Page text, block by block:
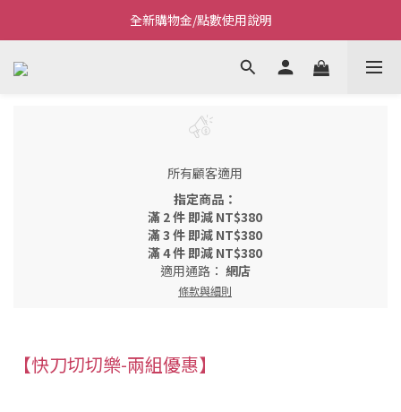
Welcome~私藏生活~
全新購物金/點數使用說明
Welcome~私藏生活~
所有顧客適用
指定商品：
滿 2 件 即減 NT$380
滿 3 件 即減 NT$380
滿 4 件 即減 NT$380
適用通路： 網店
條款與細則
【快刀切切樂-兩組優惠】